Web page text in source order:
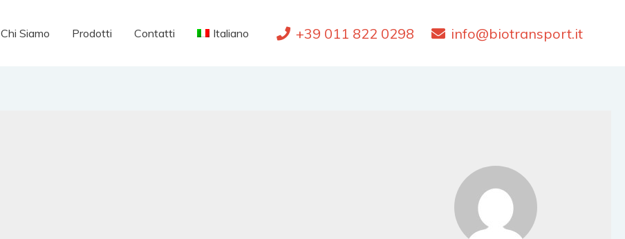
Chi Siamo Prodotti Contatti Italiano +39 011 822 0298 info@biotransport.it